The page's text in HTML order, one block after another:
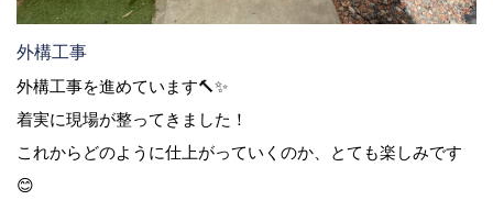
外構工事
外構工事を進めています🔨✨
着実に現場が整ってきました！
これからどのように仕上がっていくのか、とても楽しみです
😊